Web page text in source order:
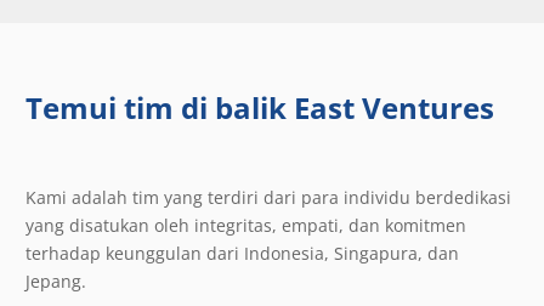
Temui tim di balik East Ventures
Kami adalah tim yang terdiri dari para individu berdedikasi
yang disatukan oleh integritas, empati, dan komitmen
terhadap keunggulan dari Indonesia, Singapura, dan
Jepang.